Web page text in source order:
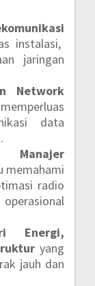
instalasi,
jaringan
Network
data
memahami
radio
Energi,
yang
jauh dan